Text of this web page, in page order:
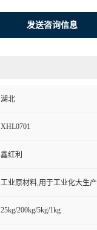
发送咨询信息
湖北
XHL0701
鑫红利
工业原材料,用于工业化大生产
25kg/200kg/5kg/1kg